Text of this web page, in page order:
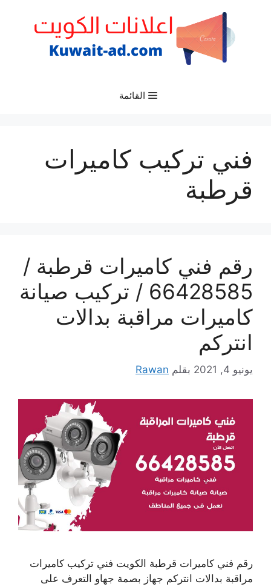
القائمة
فني تركيب كاميرات
قرطبة
رقم فني كاميرات قرطبة /
66428585 / تركيب صيانة
كاميرات مراقبة بدالات
انتركم
يونيو 4, 2021 بقلم Rawan
رقم فني كاميرات قرطبة الكويت فني تركيب كاميرات
مراقبة بدالات انتركم جهاز بصمة جهاو التعرف على